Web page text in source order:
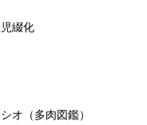
綴化
オ（多肉図鑑）